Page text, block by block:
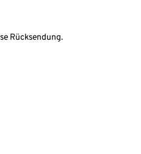
Rücksendung.